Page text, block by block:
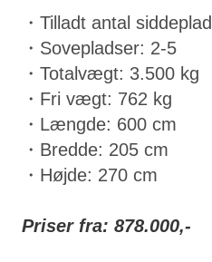
・Tilladt antal
・Sovepladser: 2-5
・Totalvægt: 3.500 kg
・Fri vægt: 762 kg
・Længde: 600 cm
・Bredde: 205 cm
・Højde: 270 cm
Priser fra: 878.000,-